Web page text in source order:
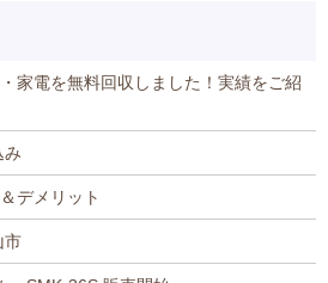
家電を無料回収しました！実績をご紹
み
デメリット
市